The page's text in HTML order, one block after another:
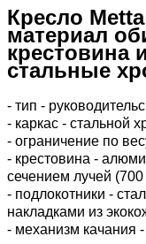
Кресло
материал
крестовина
стальные
- тип -
- каркас - стальной
- ограничение по
- крестовина -
сечением лучей
- подлокотники -
накладками из
- механизм качания